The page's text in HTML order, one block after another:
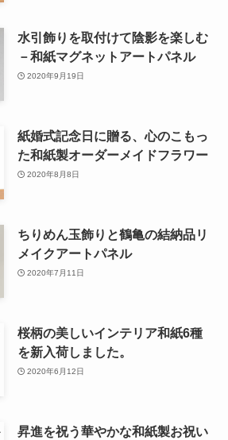
水引飾りを取付けて陰影を楽しむ
－和紙マグネットアートパネル
2020年9月19日
紙婚式記念日に贈る、心のこもっ
た和紙製オーダーメイドフラワー
2020年8月8日
ちりめん玉飾りと鶴亀の結納品リ
メイクアートパネル
2020年7月11日
桜柄の美しいインテリア和紙6種
を新入荷しました。
2020年6月12日
昇進を祝う華やかな和紙製お祝い